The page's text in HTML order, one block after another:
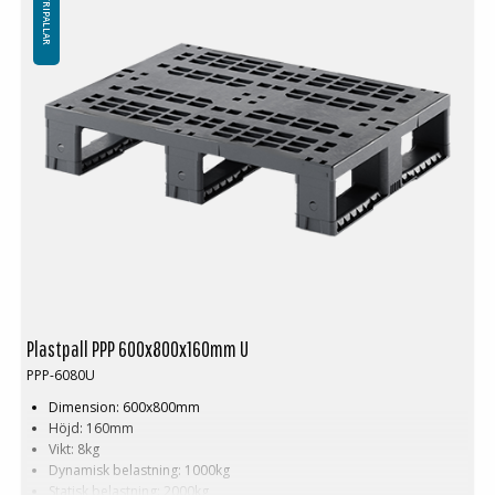
Plastpall PPP 600x800x160mm U
PPP-6080U
Dimension: 600x800mm
Höjd: 160mm
Vikt: 8kg
Dynamisk belastning: 1000kg
Statisk belastning: 2000kg